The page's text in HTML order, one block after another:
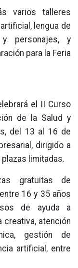
varios talleres
lengua de
personajes, y
para la Feria
el II Curso
de la Salud y
del 13 al 16 de
dirigido a
limitadas.
gratuitas de
16 y 35 años
de ayuda a
creativa, atención
gestión de
artificial, entre